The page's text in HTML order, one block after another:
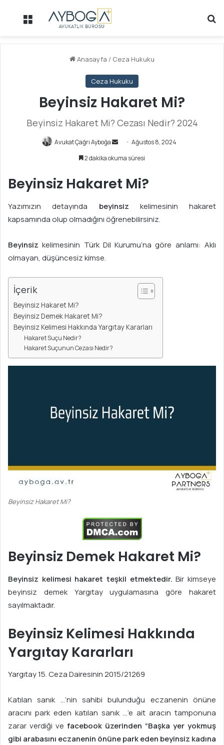
Menü
Anasayfa / Ceza Hukuku
Ceza Hukuku
Beyinsiz Hakaret Mi?
Beyinsiz Hakaret Mi? Cezası Nedir? 2024
Avukat Çağrı Ayboğa
B
e
-
a
k
Ağustos 8, 2024
2 dakika okuma süresi
Beyinsiz Hakaret Mi?
Yazımızın detayında beyinsiz kelimesinin hakaret
kapsamında olup olmadığını öğrenebilirsiniz.
Beyinsiz kelimesinin Türk Dil Kurumu’na göre anlamı: Aklı
olmayan, düşüncesiz kimse.
İçerik
Beyinsiz Hakaret Mi?
Beyinsiz Demek Hakaret Mi?
Beyinsiz Kelimesi Hakkında Yargıtay Kararları
Hakaret Suçu Nedir?
Hakaret Suçunun Cezası Nedir?
Beyinsiz Hakaret Mi?
Beyinsiz Demek Hakaret Mi?
Beyinsiz kelimesi hakaret teşkil etmektedir. Bir kimseye
beyinsiz demek Yargıtay uygulamasına göre hakaret
sayılmaktadır.
Beyinsiz Kelimesi Hakkında
Yargıtay Kararları
Yargıtay 15. Ceza Dairesinin 2015/21269
Katılan sanık …’nin sahibi bulunduğu eczanenin önüne
aracını park eden katılan sanık …’e ait aracın tamponuna
zarar verdiği ve facebook üzerinden “Başka yer yokmuş
gibi arabasını eczanenin önüne park eden beyinsiz kadına